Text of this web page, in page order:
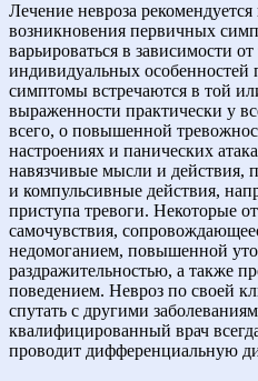
Лечение невроза
возникновения первичных
варьироваться в зависимости
индивидуальных особенностей
симптомы встречаются в той
выраженности практически у
всего, о повышенной
настроениях и панических
навязчивые мысли и действия,
и компульсивные действия,
приступа тревоги. Некоторые
самочувствия,
недомоганием, повышенной
раздражительностью, а также
поведением. Невроз по своей
спутать с другими
квалифицированный врач
проводит дифференциальную